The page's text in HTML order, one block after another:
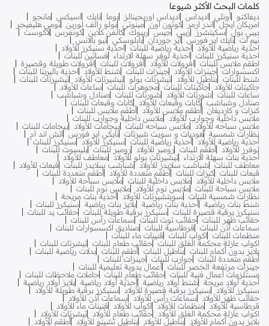
كلمات البحث الأكثر شيوعا
ديفاكتو أونلي اديداس اديداس اوريجينالز بوما نايك اسيكس مانجو
امريكان ايجل
اندر ارمر كوتون اون مينوتي بولو رالف لورين تومي هليفيجر
بيبي بول
سكيتشرز زيبي جيس ريبوك كالفن كلاين كونفرس لاكوست
نيم ات نايك اير فورس اير جوردان بابلوسكي نيو بالانس
احذية رياضية للأولاد
احذية رياضية للبنات
احذية سنيكرز للأولاد
احذية سنيكرز للبنات
احذية لوفر سهلة الارتداء
فساتين للبنات
اطقم ملابس للبنات
افرولات للأولاد افرولات للبنات
افرولات طويلة وقصيرة
اكسسوارات جينزات للأولاد جينزات للبنات شنط للأولاد
احذية باليرينا للبنات
شنط للبنات بناطيل للأولاد تيشرتات بولو تيشيرتات للأولاد
تيشيرتات للبنات
جاكيتات للأولاد
جاكيتات للبنات مجوهرات للبنات
ساعات للأولاد
ساعات للبنات
شورتات للأولاد شورتات للبنات صنادل وشباشب
صنادل وشباشب كابات وقبعات للأولاد
كابات وقبعات للبنات
كنزات و كارديغان أطقم ملابس للأولاد
أطقم ملابس للبنات
ملابس داخلية وجوارب للأولاد
ملابس داخلية وجوارب للبنات
ملابس سباحه للأولاد ملابس سباحه للبنات بيجامات للأولاد
بيجامات للبنات
نظارات شمسية هوديات و سويت شيرتات نايكي اير فورس
اتش اند ام
أحذية رياضية للأولاد أحذية رياضية للبنات سنيكرز للأولاد
سنيكرز للبنات
لوفرز للأولاد
أطقم للبنات رومبر للأولاد رومبر للبنات بليسوت للبنات
أحذية بنات سهلة الارتداء
تيشيرتات بولو للأولاد معاطف للأولاد
معاطف للبنات
شباشب سلايدز للأولاد شباشب سلايدز للبنات
قبعات للأولاد
قبعات للبنات كنزات للبنات أطقم متعددة للأولاد
أطقم متعددة للبنات
ملابس داخلية للأولاد
ملابس داخلية للبنات ملابس سباحة للأولاد
ملابس سباحة للبنات ملابس نوم للأولاد
ملابس نوم للبنات
نظارات شمسية للبنات
سويتشيرتات للأولاد
أحذية بنات مريحة
شنط بنات رياضية أحذية بنات رياضية بلايز بنات رياضية
سنيكرز للبنات
سنيكرز برقبة قصيرة للبنات
سنيكرز برقبة طويلة للبنات حقائب يد للبنات
حقائب ظهر للبنات حقائب توت للبنات
سماعات رأس للبنات
سماعات أذن للبنات
قرطاسية للبنات صناديق اكسسوارات للبنات
منظمات للبنات
اكواب للبنات
قنينات ماء للبنات
اكواب عازلة محكمة الغلق للبنات حقائب طعام للبنات تيشرتات للبنات
بلايز بدون أكمام للبنات بناطيل للبنات أطقم للبنات بدلات رياضية للبنات
أطقم متعددة للبنات جوارب للبنات جينزات للبنات
جينزات مرتفعة الخصر للبنات أعمال يدوية تعليمية للبنات
مستلزمات أعمال فنية للبنات حقائب طعام للبنات حاملات ملاحظات للبنات
أحذية أولاد مريحة
شنط أولاد رياضية أحذية أولاد رياضية بلايز أولاد رياضية
سنيكرز للأولاد
سنيكرز برقبة قصيرة للأولاد
سنيكرز برقبة طويلة للأولاد
حقائب ظهر للأولاد
سماعات رأس للأولاد
سماعات أذن للأولاد
قرطاسية للأولاد منظمات للأولاد اكواب للأولاد
قنينات ماء للأولاد
اكواب عازلة محكمة الغلق للأولاد
حقائب طعام للأولاد
تيشرتات للأولاد
بلايز بدون أكمام للأولاد
بناطيل للأولاد بناطيل تشينو للأولاد
أطقم للأولاد